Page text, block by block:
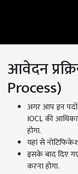
आवेदन
Process)
अगर आप इन
IOCL की
होगा.
यहां से
इसके बाद दिए
करना होगा.